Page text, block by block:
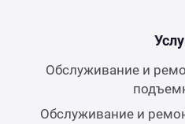
Обслуживание и
Обслуживание и